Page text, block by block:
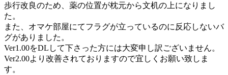
歩行改良のため、薬の位置が枕元から文机の上になりまし
た。
また、オマケ部屋にてフラグが立っているのに反応しないバ
グがありました。
Ver1.00をDLして下さった方には大変申し訳ございません。
Ver2.00より改善されておりますので宜しくお願い致しま
す。